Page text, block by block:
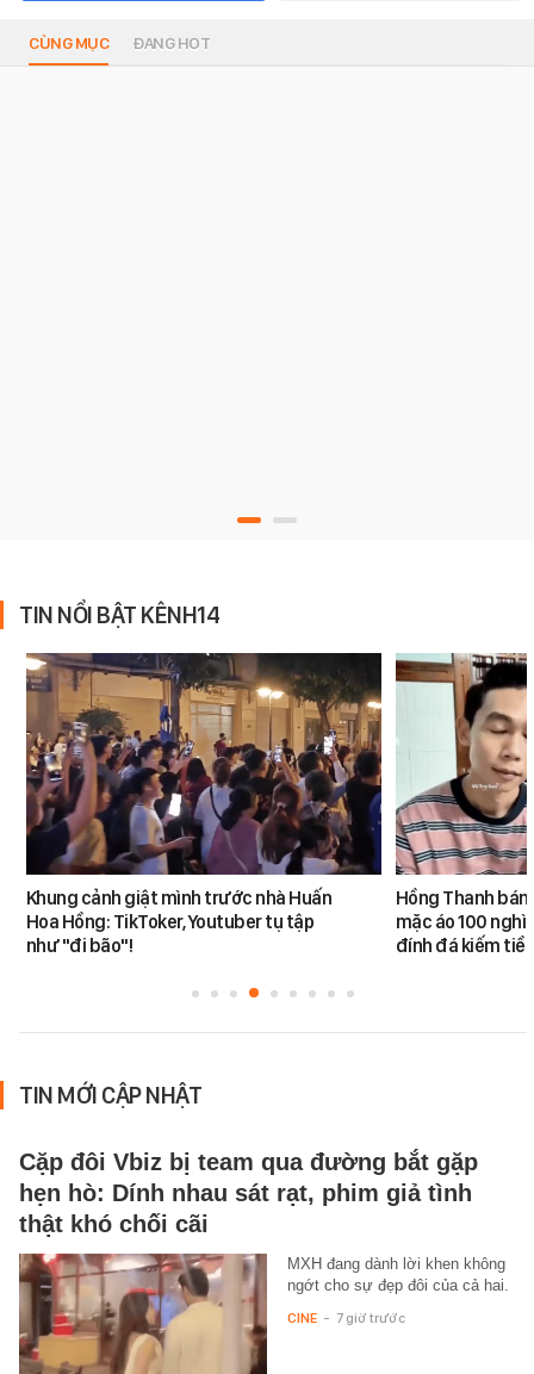
CÙNG MỤC ĐANG HOT
TIN NỔI BẬT KÊNH14
Khung cảnh giật mình trước nhà Huấn
Hoa Hồng: TikToker, Youtuber tụ tập
như "đi bão"!
Hồng Thanh
mặc áo 100
đính đá kiếm
TIN MỚI CẬP NHẬT
Cặp đôi Vbiz bị team qua đường bắt gặp
hẹn hò: Dính nhau sát rạt, phim giả tình
thật khó chối cãi
MXH đang dành lời khen không
ngớt cho sự đẹp đôi của cả hai.
CINE - 7 giờ trước